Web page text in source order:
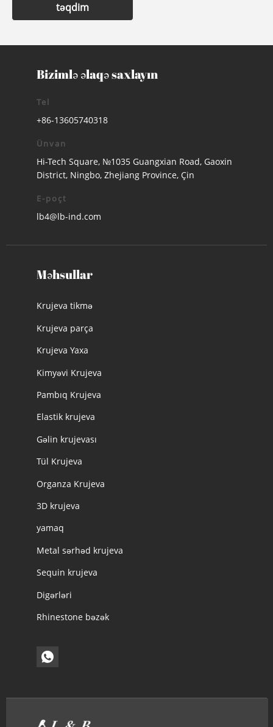
təqdim
Bizimlə əlaqə saxlayın
Tel
+86-13605740318
Ünvan
Hi-Tech Square, №1035 Guangxian Road, Gaoxin
District, Ningbo, Zhejiang Province, Çin
E-poçt
lb4@lb-ind.com
Məhsullar
Krujeva tikmə
Krujeva parça
Krujeva Yaxa
Kimyəvi Krujeva
Pambıq Krujeva
Elastik krujeva
Gəlin krujevası
Tül Krujeva
Organza Krujeva
3D krujeva
yamaq
Metal sərhəd krujeva
Sequin krujeva
Digərləri
Rhinestone bəzək